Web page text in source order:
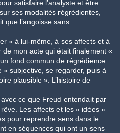
satisfaire l’analyste et être
ses modalités régrédientes,
que l’angoisse sans
» à lui-même, à ses affects et à
mon acte qui était finalement «
fond commun de régrédience.
subjective, se regarder, puis à
plausible ». L’histoire de
ce que Freud entendait par
Les affects et les « idées »
pour reprendre sens dans le
en séquences qui ont un sens